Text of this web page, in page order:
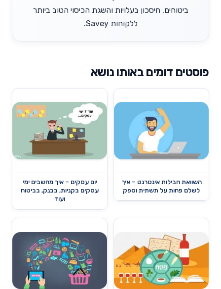
ביטוחים, חיסכון בעלויות והשגת הכיסוי הטוב ביותר
ללקוחות Savey.
פוסטים דומים באותו נושא
השוואת חבילות אינטרנט – איך
לשלם פחות על תשתית וספק
יום עסקים – איך מחשבים ימי
עסקים בקניות, בבנק, בביטוח
ועוד